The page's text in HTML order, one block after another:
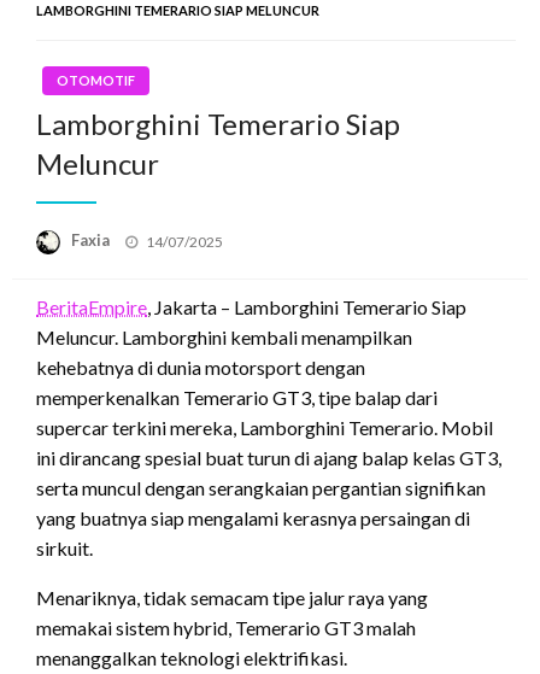
LAMBORGHINI TEMERARIO SIAP MELUNCUR
OTOMOTIF
Lamborghini Temerario Siap
Meluncur
Faxia
Posted
14/07/2025
BeritaEmpire, Jakarta – Lamborghini Temerario Siap
Meluncur. Lamborghini kembali menampilkan
kehebatnya di dunia motorsport dengan
memperkenalkan Temerario GT3, tipe balap dari
supercar terkini mereka, Lamborghini Temerario. Mobil
ini dirancang spesial buat turun di ajang balap kelas GT3,
serta muncul dengan serangkaian pergantian signifikan
yang buatnya siap mengalami kerasnya persaingan di
sirkuit.
Menariknya, tidak semacam tipe jalur raya yang
memakai sistem hybrid, Temerario GT3 malah
menanggalkan teknologi elektrifikasi.